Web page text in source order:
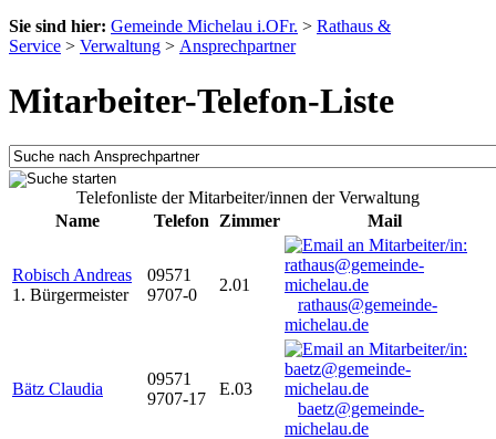
Sie sind hier: Gemeinde Michelau i.OFr. > Rathaus &
Service > Verwaltung > Ansprechpartner
Mitarbeiter-Telefon-Liste
Telefonliste der Mitarbeiter/innen der Verwaltung
Name
Telefon Zimmer Mail
Robisch Andreas
1. Bürgermeister
09571
9707-0
2.01
rathaus@gemeinde-
michelau.de
Bätz Claudia
09571
9707-17
E.03
baetz@gemeinde-
michelau.de